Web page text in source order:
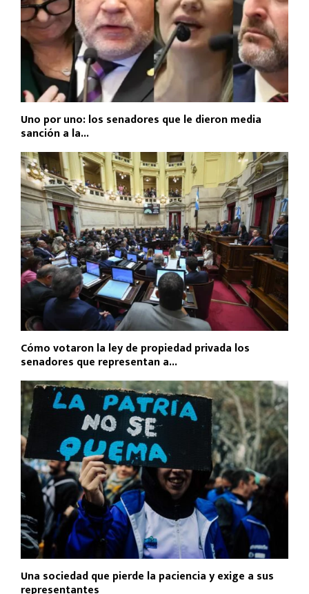
Uno por uno: los senadores que le dieron media
sanción a la...
Cómo votaron la ley de propiedad privada los
senadores que representan a...
Una sociedad que pierde la paciencia y exige a sus